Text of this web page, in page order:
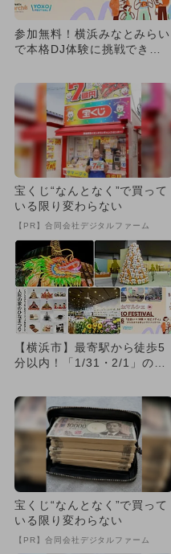
参加無料！横浜みなとみらい
で本格DJ体験に挑戦できる
宝くじ“なんとなく”で買って
いる限り変わらない
【PR】合同会社デジタルファーム
【横浜市】最寄駅から徒歩5
分以内！「1/31・2/1」の週
宝くじ“なんとなく”で買って
いる限り変わらない
【PR】合同会社デジタルファーム